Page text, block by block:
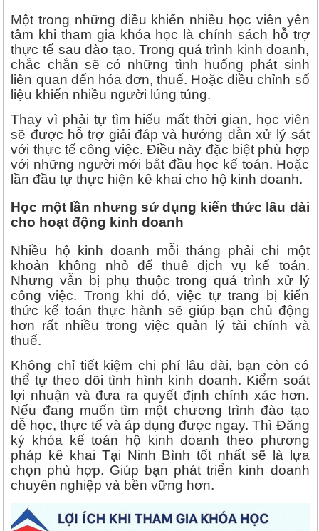
Một trong những điều khiến nhiều học viên yên
tâm khi tham gia khóa học là chính sách hỗ trợ
thực tế sau đào tạo. Trong quá trình kinh doanh,
chắc chắn sẽ có những tình huống phát sinh
liên quan đến hóa đơn, thuế. Hoặc điều chỉnh số
liệu khiến nhiều người lúng túng.
Thay vì phải tự tìm hiểu mất thời gian, học viên
sẽ được hỗ trợ giải đáp và hướng dẫn xử lý sát
với thực tế công việc. Điều này đặc biệt phù hợp
với những người mới bắt đầu học kế toán. Hoặc
lần đầu tự thực hiện kê khai cho hộ kinh doanh.
Học một lần nhưng sử dụng kiến thức lâu dài
cho hoạt động kinh doanh
Nhiều hộ kinh doanh mỗi tháng phải chi một
khoản không nhỏ để thuê dịch vụ kế toán.
Nhưng vẫn bị phụ thuộc trong quá trình xử lý
công việc. Trong khi đó, việc tự trang bị kiến
thức kế toán thực hành sẽ giúp bạn chủ động
hơn rất nhiều trong việc quản lý tài chính và
thuế.
Không chỉ tiết kiệm chi phí lâu dài, bạn còn có
thể tự theo dõi tình hình kinh doanh. Kiểm soát
lợi nhuận và đưa ra quyết định chính xác hơn.
Nếu đang muốn tìm một chương trình đào tạo
dễ học, thực tế và áp dụng được ngay. Thì Đăng
ký khóa kế toán hộ kinh doanh theo phương
pháp kê khai Tại Ninh Bình tốt nhất sẽ là lựa
chọn phù hợp. Giúp bạn phát triển kinh doanh
chuyên nghiệp và bền vững hơn.